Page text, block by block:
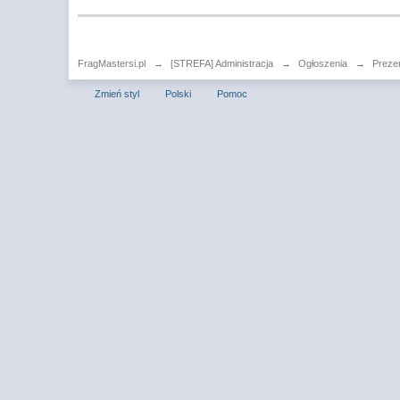
FragMastersi.pl → [STREFA] Administracja → Ogłoszenia →
Zmień styl Polski Pomoc